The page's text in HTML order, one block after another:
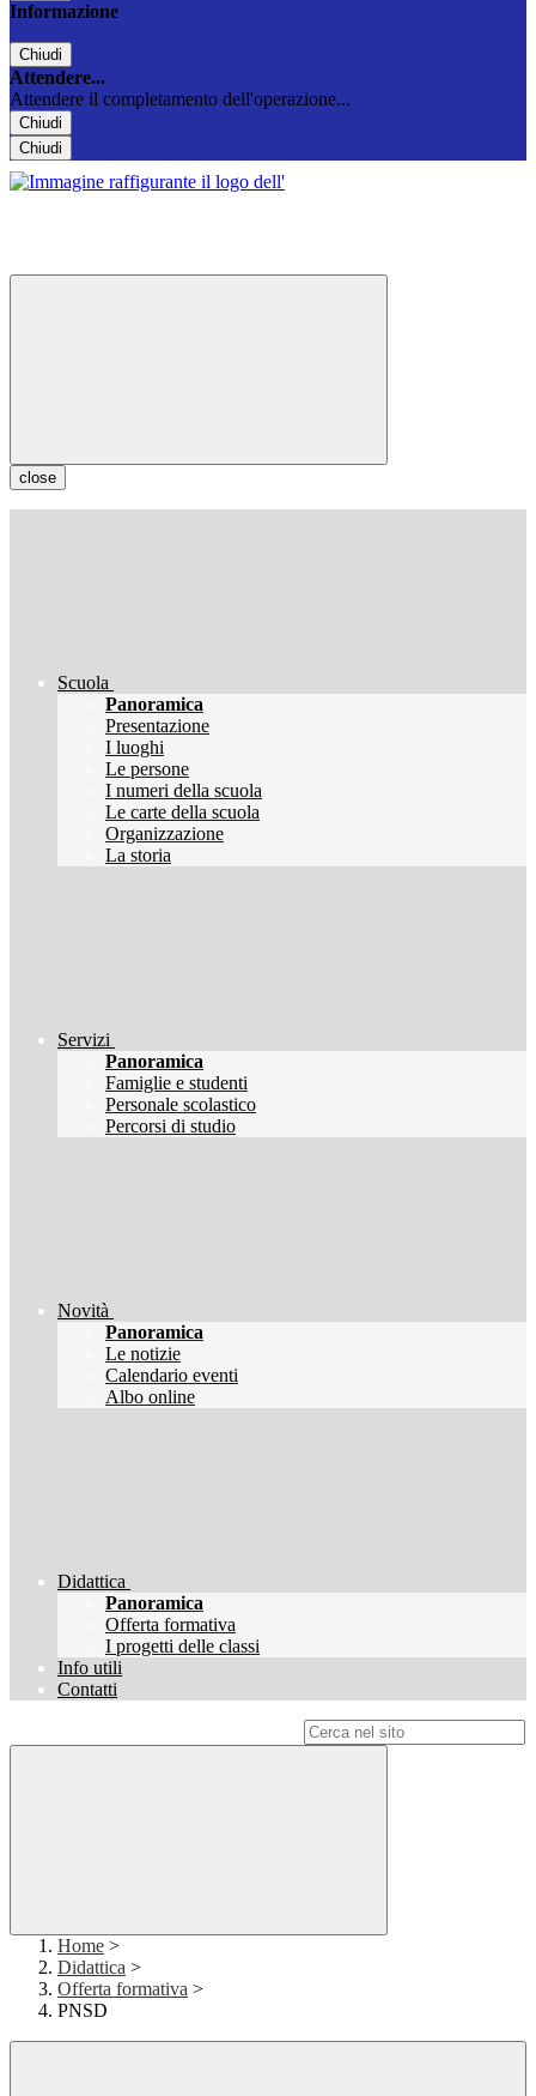
Informazione
Chiudi
Attendere...
Attendere il completamento dell'operazione...
Chiudi
Chiudi
close
Scuola
Panoramica
Presentazione
I luoghi
Le persone
I numeri della scuola
Le carte della scuola
Organizzazione
La storia
Servizi
Panoramica
Famiglie e studenti
Personale scolastico
Percorsi di studio
Novità
Panoramica
Le notizie
Calendario eventi
Albo online
Didattica
Panoramica
Offerta formativa
I progetti delle classi
Info utili
Contatti
Home >
Didattica >
Offerta formativa >
PNSD